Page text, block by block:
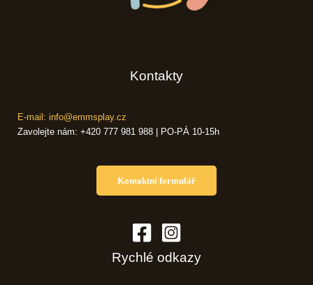
Kontakty
E-mail: info@emmsplay.cz
Zavolejte nám: +420 777 981 988 | PO-PÁ 10-15h
Kontaktní formulář
Rychlé odkazy